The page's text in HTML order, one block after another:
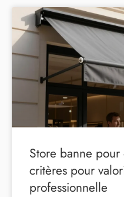
Store banne
critères pour
professionnelle